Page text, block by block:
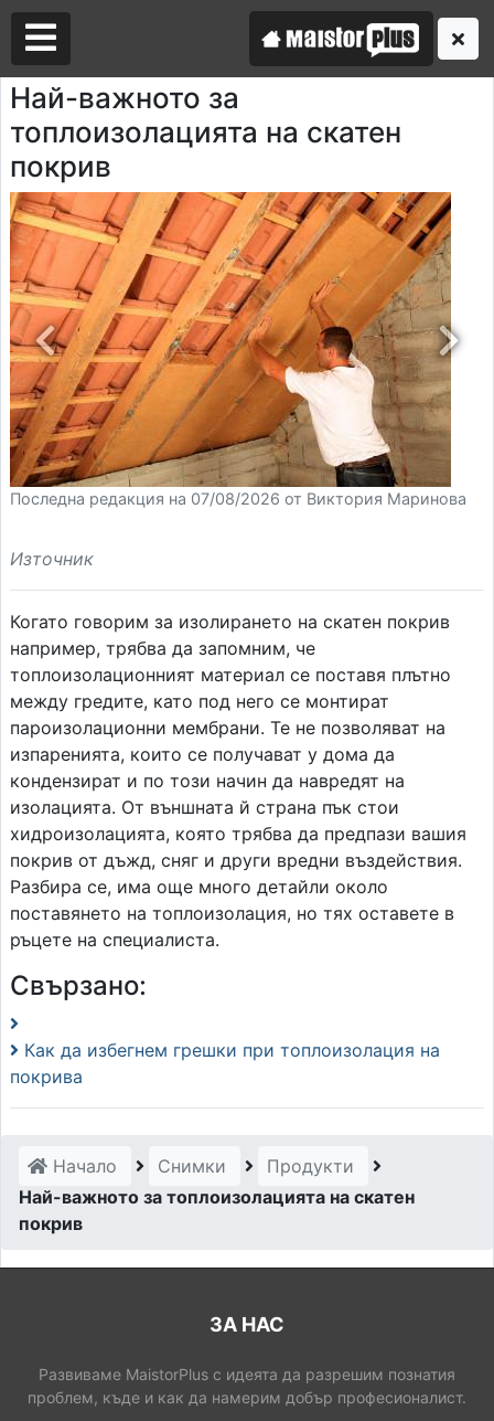
Най-важното за
топлоизолацията на скатен
покрив
Последна редакция на 07/08/2026 от Виктория Маринова
Източник
Когато говорим за изолирането на скатен покрив
например, трябва да запомним, че
топлоизолационният материал се поставя плътно
между гредите, като под него се монтират
пароизолационни мембрани. Те не позволяват на
изпаренията, които се получават у дома да
кондензират и по този начин да навредят на
изолацията. От външната й страна пък стои
хидроизолацията, която трябва да предпази вашия
покрив от дъжд, сняг и други вредни въздействия.
Разбира се, има още много детайли около
поставянето на топлоизолация, но тях оставете в
ръцете на специалиста.
Свързано:
Как да избегнем грешки при топлоизолация на
покрива
Начало Снимки
Продукти
Най-важното за топлоизолацията на скатен
покрив
ЗА НАС
Развиваме MaistorPlus с идеята да разрешим познатия
проблем, къде и как да намерим добър професионалист.
Аз съм майстор
Търся майстор